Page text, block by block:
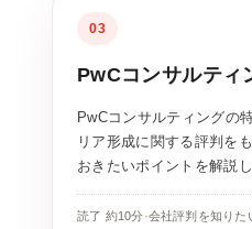
03
PwCコンサルティ
PwCコンサルティングの
リア形成に関する評判を
おきたいポイントを解説し
読了 約10分·会社評判を知りた